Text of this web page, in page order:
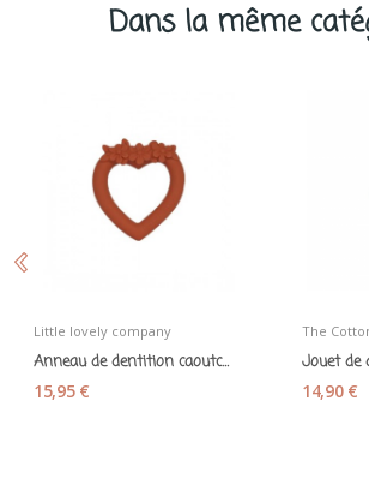
Dans la même
Little lovely company
Anneau de dentition caoutchouc naturel "Coeur"...
15,95 €
The
14,90 €